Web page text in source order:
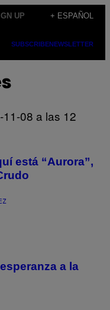
UP + ESPAÑOL
SUBSCRIBENEWSLETTER
está “Aurora”,
a la